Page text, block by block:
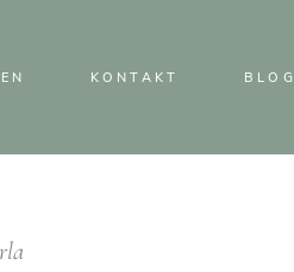
KONTAKT BLOG